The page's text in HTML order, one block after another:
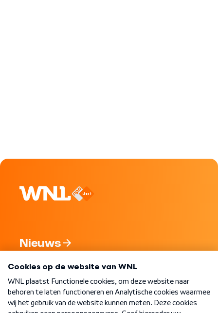
Nieuws
Nieuwsbrief
Word Lid